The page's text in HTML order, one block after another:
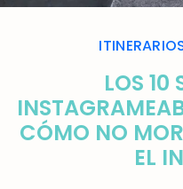
LOS 10
CÓMO NO
EL